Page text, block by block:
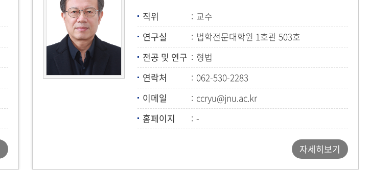
직위
교수
연구실
법학전문대학원 1호관 503호
전공 및 연구
형법
연락처
062-530-2283
이메일
ccryu@jnu.ac.kr
홈페이지
-
자세히보기